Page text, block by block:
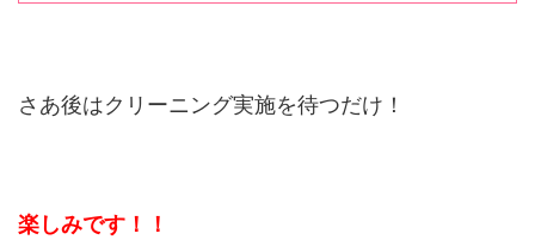
さあ後はクリーニング実施を待つだけ！
楽しみです！！